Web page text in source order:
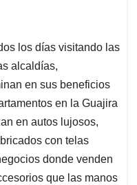
los días visitando las
alcaldías,
en sus beneficios
en la Guajira
en autos lujosos,
con telas
donde venden
que las manos